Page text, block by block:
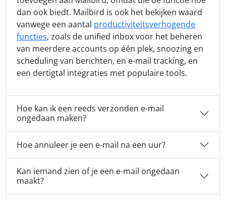
dan ook biedt. Mailbird is ook het bekijken waard
vanwege een aantal productiviteitsverhogende
functies, zoals de unified inbox voor het beheren
van meerdere accounts op één plek, snoozing en
scheduling van berichten, en e-mail tracking, en
een dertigtal integraties met populaire tools.
Hoe kan ik een reeds verzonden e-mail
ongedaan maken?
Hoe annuleer je een e-mail na een uur?
Kan iemand zien of je een e-mail ongedaan
maakt?